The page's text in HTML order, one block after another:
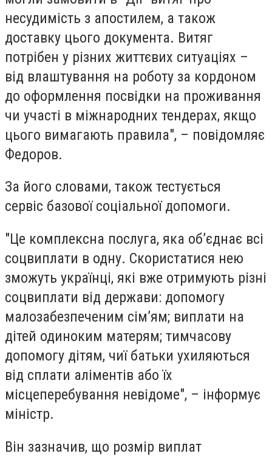
несудимість з апостилем, а також
доставку цього документа. Витяг
потрібен у різних життєвих ситуаціях –
від влаштування на роботу за кордоном
до оформлення посвідки на проживання
чи участі в міжнародних тендерах, якщо
цього вимагають правила", – повідомляє
Федоров.
За його словами, також тестується
сервіс базової соціальної допомоги.
"Це комплексна послуга, яка об’єднає всі
соцвиплати в одну. Скористатися нею
зможуть українці, які вже отримують різні
соцвиплати від держави: допомогу
малозабезпеченим сім’ям; виплати на
дітей одиноким матерям; тимчасову
допомогу дітям, чиї батьки ухиляються
від сплати аліментів або їх
місцеперебування невідоме", – інформує
міністр.
Він зазначив, що розмір виплат